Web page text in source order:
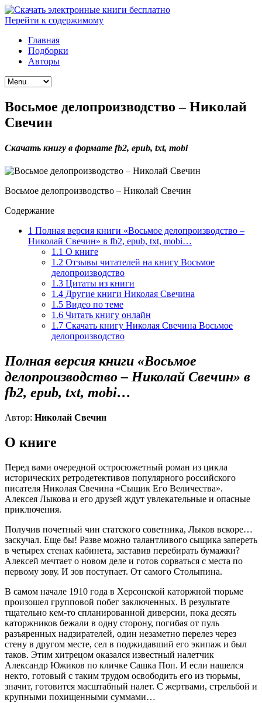
Перейти к содержимому
Главная
Подборки
Авторы
Восьмое делопроизводство – Николай
Свечин
Скачать книгу в формате fb2, epub, txt, mobi
Восьмое делопроизводство – Николай Свечин
Содержание
1 Полная версия книги «Восьмое делопроизводство –
Николай Свечин» в fb2, epub, txt, mobi…
1.1 О книге
1.2 Отзывы читателей на книгу Восьмое
делопроизводство
1.3 Цитаты из книги
1.4 Другие книги Николая Свечина
1.5 Видео по теме
1.6 Читать книгу онлайн
1.7 Скачать книгу Николая Свечина Восьмое
делопроизводство
Полная версия книги «Восьмое
делопроизводство – Николай Свечин» в
fb2, epub, txt, mobi…
Автор: Николай Свечин
О книге
Перед вами очередной остросюжетный роман из цикла
исторических ретродетективов популярного российского
писателя Николая Свечина «Сыщик Его Величества».
Алексея Лыкова и его друзей ждут увлекательные и опасные
приключения.
Получив почетный чин статского советника, Лыков вскоре…
заскучал. Еще бы! Разве можно талантливого сыщика запереть
в четырех стенах кабинета, заставив перебирать бумажки?
Алексей мечтает о новом деле и готов сорваться с места по
первому зову. И зов поступает. От самого Столыпина.
В самом начале 1910 года в Херсонской каторжной тюрьме
произошел групповой побег заключенных. В результате
тщательно кем-то спланированной диверсии, пока десять
каторжников бежали в одну сторону, погибая от пуль
разъяренных надзирателей, один незаметно перелез через
стену в другом месте, сел в поджидавший его экипаж и был
таков. Этим хитрецом оказался известный налетчик
Александр Южиков по кличке Сашка Поп. И если нашелся
некто, готовый с таким трудом освободить его из тюрьмы,
значит, готовится масштабный налет. С жертвами, стрельбой и
крупными похищенными суммами…